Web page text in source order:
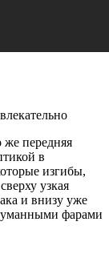
же передняя
в
изгибы,
узкая
и внизу уже
фарами